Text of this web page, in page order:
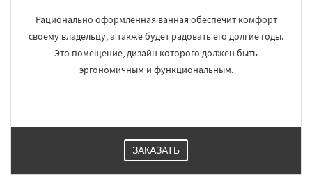
Рационально оформленная ванная обеспечит комфорт
своему владельцу, а также будет радовать его долгие годы.
Это помещение, дизайн которого должен быть
эргономичным и функциональным.
ЗАКАЗАТЬ